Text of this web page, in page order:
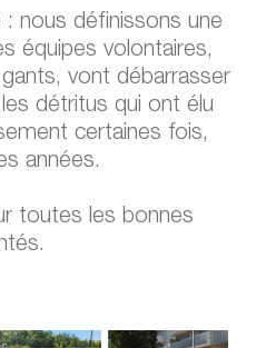
nous définissons une
équipes volontaires,
vont débarrasser
détritus qui ont élu
certaines fois,
années.
toutes les bonnes